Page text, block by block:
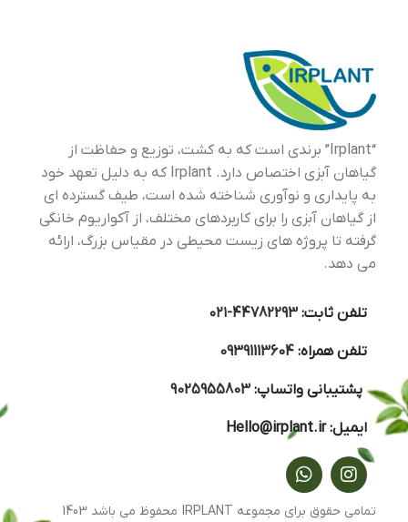
“Irplant” برندی است که به کشت، توزیع و حفاظت از
گیاهان آبزی اختصاص دارد. Irplant که به دلیل تعهد خود
به پایداری و نوآوری شناخته شده است، طیف گسترده ای
از گیاهان آبزی را برای کاربردهای مختلف، از آکواریوم خانگی
گرفته تا پروژه های زیست محیطی در مقیاس بزرگ، ارائه
می دهد.
تلفن ثابت:44782293-۰۲۱
تلفن همراه:09391113604
پشتیبانی واتساپ:9025955803
ایمیل:Hello@irplant.ir
تمامی حقوق برای مجموعه IRPLANT محفوظ می باشد 1403